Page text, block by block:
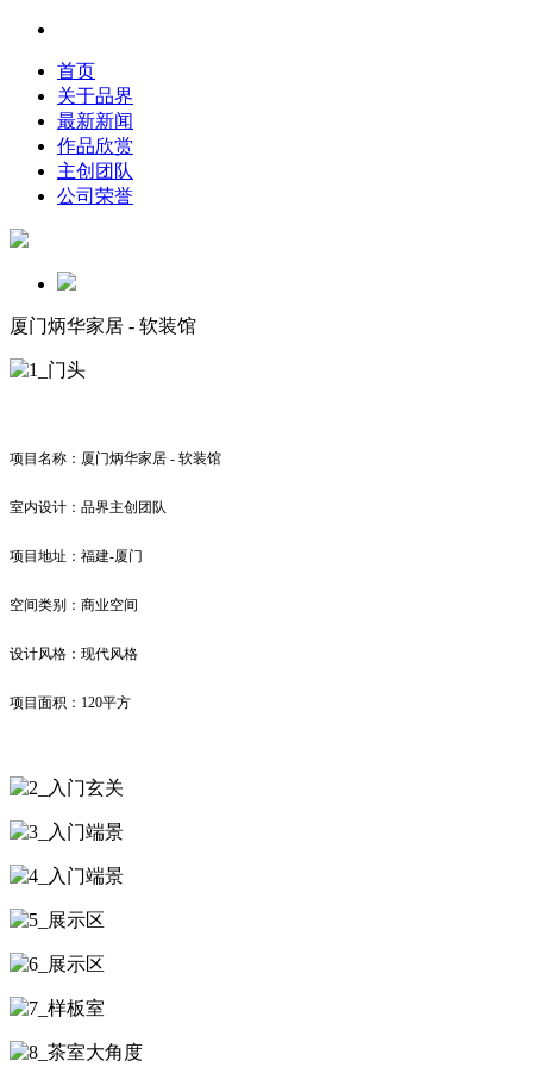
首页
关于品界
最新新闻
作品欣赏
主创团队
公司荣誉
厦门炳华家居 - 软装馆
项目名称：厦门炳华家居 - 软装馆
室内设计：品界主创团队
项目地址：福建-厦门
空间类别：商业空间
设计风格：现代风格
项目面积：120平方